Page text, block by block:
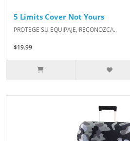
5 Limits Cover Not Yours
PROTEGE SU EQUIPAJE, RECONOZCA..
$19.99